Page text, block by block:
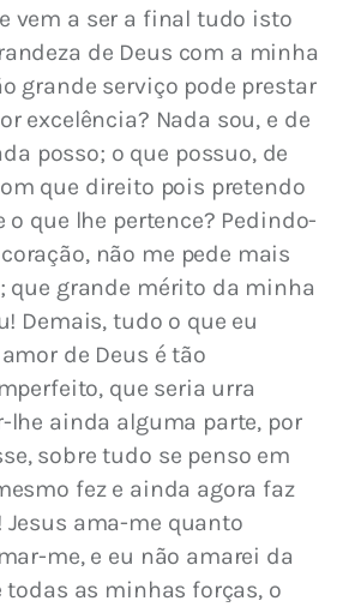
vem a ser a final tudo isto
de Deus com a minha
grande serviço pode prestar
excelência? Nada sou, e de
posso; o que possuo, de
que direito pois pretendo
o que lhe pertence? Pedindo-
não me pede mais
que grande mérito da minha
Demais, tudo o que eu
de Deus é tão
que seria urra
lhe ainda alguma parte, por
sobre tudo se penso em
fez e ainda agora faz
Jesus ama-me quanto
me, e eu não amarei da
todas as minhas forças, o